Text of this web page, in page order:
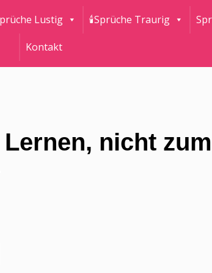
Lustig 🕯Sprüche Traurig
Kontakt
nicht